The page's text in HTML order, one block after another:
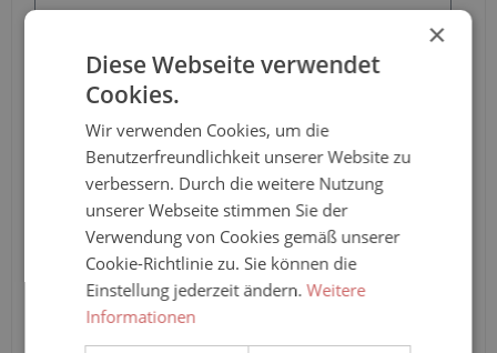
Pro-Stück-Aufschläge
Produktpreis
Zwischensumme 79,70 €*
Zusammenfassung
Gesamtpreis
×
Diese Webseite verwendet
Cookies.
Wir verwenden Cookies, um die
Benutzerfreundlichkeit unserer Website zu
verbessern. Durch die weitere Nutzung
unserer Webseite stimmen Sie der
Verwendung von Cookies gemäß unserer
Cookie-Richtlinie zu. Sie können die
Einstellung jederzeit ändern.Weitere
Informationen